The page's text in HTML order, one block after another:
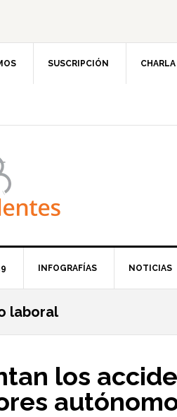
SUSCRIPCIÓN
INFOGRAFÍAS NOTICIAS
laboral
los